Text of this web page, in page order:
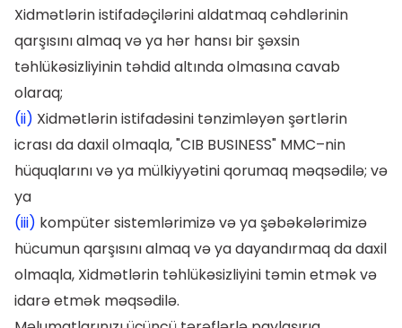
Xidmətlərin istifadəçilərini aldatmaq cəhdlərinin
qarşısını almaq və ya hər hansı bir şəxsin
təhlükəsizliyinin təhdid altında olmasına cavab
olaraq;
(ii) Xidmətlərin istifadəsini tənzimləyən şərtlərin
icrası da daxil olmaqla, "CIB BUSINESS" MMC–nin
hüquqlarını və ya mülkiyyətini qorumaq məqsədilə; və
ya
(iii) kompüter sistemlərimizə və ya şəbəkələrimizə
hücumun qarşısını almaq və ya dayandırmaq da daxil
olmaqla, Xidmətlərin təhlükəsizliyini təmin etmək və
idarə etmək məqsədilə.